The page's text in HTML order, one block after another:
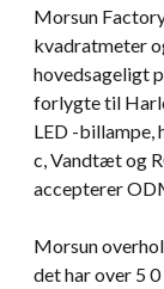
Morsun
kvadratmeter
hovedsageligt
forlygte til
LED -billampe,
c, Vandtæt og
accepterer
Morsun
det har over 5